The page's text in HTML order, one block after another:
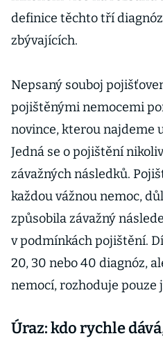
definice těchto tří
zbývajících.
Nepsaný souboj
pojištěnými nemocemi
novince, kterou najdeme
Jedná se o pojištění
závažných následků.
každou vážnou nemoc,
způsobila závažný
v podmínkách pojištění.
20, 30 nebo 40 diagnóz,
nemocí, rozhoduje pouze
Úraz: kdo rychle